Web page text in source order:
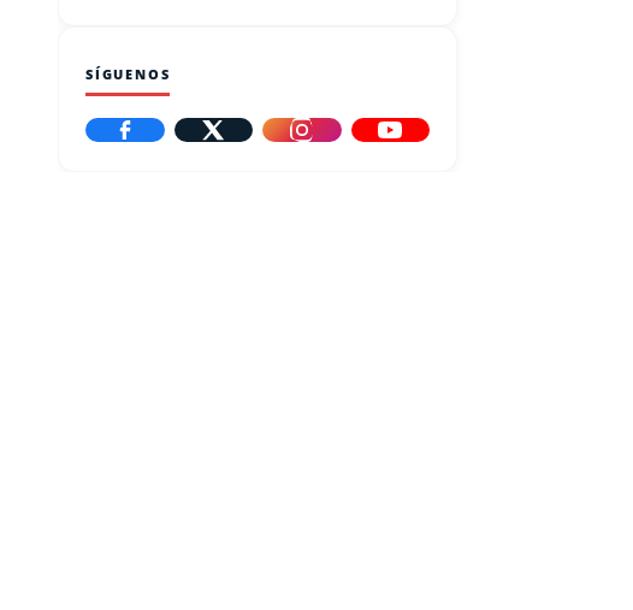
SÍGUENOS